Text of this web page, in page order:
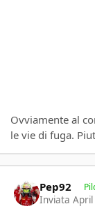
Ovviamente al
le vie di fuga.
Pep92
Inviata April